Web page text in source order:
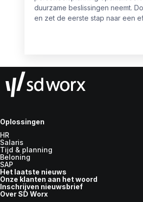
duurzame beslissingen neemt.
en zet de eerste stap naar een
Oplossingen
HR
Salaris
Tijd & planning
Beloning
SAP
Het laatste nieuws
Onze klanten aan het woord
Inschrijven nieuwsbrief
Over SD Worx